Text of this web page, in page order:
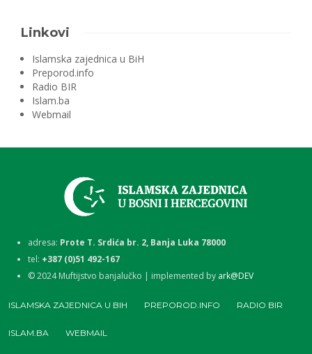
Linkovi
Islamska zajednica u BiH
Preporod.info
Radio BIR
Islam.ba
Webmail
adresa: Prote T. Srdića br. 2, Banja Luka 78000
tel: +387 (0)51 492-167
©2024Muftijstvo banjalučko | implemented by ark@DEV
ISLAMSKA ZAJEDNICA U BIH PREPOROD.INFO RADIO BIR
ISLAM.BA WEBMAIL